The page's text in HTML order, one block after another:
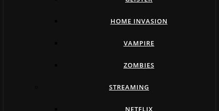
HOME INVASION
VAMPIRE
ZOMBIES
STREAMING
NETFLIX